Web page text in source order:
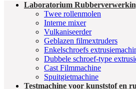
Laboratorium
Twee rollenmolen
Interne mixer
Vulkaniseerder
Geblazen filmextruders
Enkelschroefs
Dubbele schroef-type
Cast Filmmachine
Spuitgietmachine
Testmachine voor kunststof en